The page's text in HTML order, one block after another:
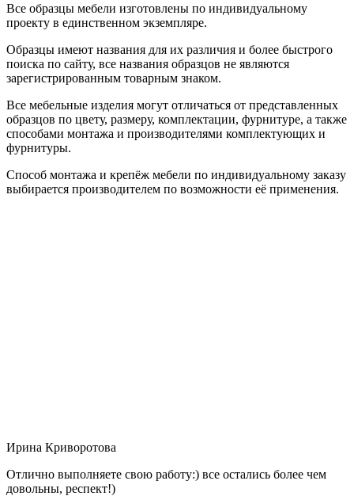
Все образцы мебели изготовлены по индивидуальному
проекту в единственном экземпляре.
Образцы имеют названия для их различия и более быстрого
поиска по сайту, все названия образцов не являются
зарегистрированным товарным знаком.
Все мебельные изделия могут отличаться от представленных
образцов по цвету, размеру, комплектации, фурнитуре, а также
способами монтажа и производителями комплектующих и
фурнитуры.
Способ монтажа и крепёж мебели по индивидуальному заказу
выбирается производителем по возможности её применения.
Ирина Криворотова
Отлично выполняете свою работу:) все остались более чем
довольны, респект!)